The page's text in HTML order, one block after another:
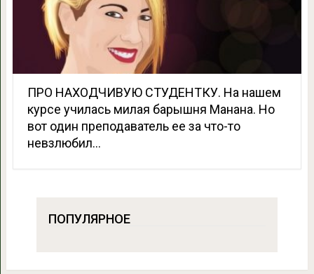
ПРО НАХОДЧИВУЮ СТУДЕНТКУ. На нашем
курсе училась милая барышня Манана. Но
вот один преподаватель ее за что-то
невзлюбил…
ПОПУЛЯРНОЕ